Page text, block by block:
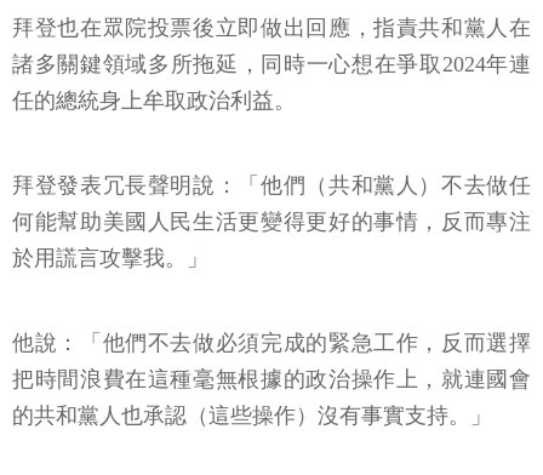
拜登也在眾院投票後立即做出回應，指責共和黨人在
諸多關鍵領域多所拖延，同時一心想在爭取2024年連
任的總統身上牟取政治利益。
拜登發表冗長聲明說：「他們（共和黨人）不去做任
何能幫助美國人民生活更變得更好的事情，反而專注
於用謊言攻擊我。」
他說：「他們不去做必須完成的緊急工作，反而選擇
把時間浪費在這種毫無根據的政治操作上，就連國會
的共和黨人也承認（這些操作）沒有事實支持。」